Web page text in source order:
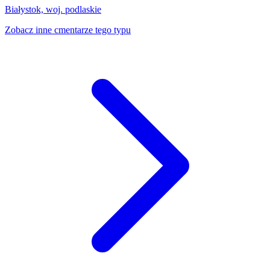
Białystok, woj. podlaskie
Zobacz inne cmentarze tego typu